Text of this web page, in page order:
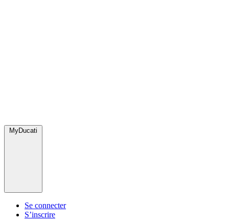
MyDucati
Se connecter
S’inscrire